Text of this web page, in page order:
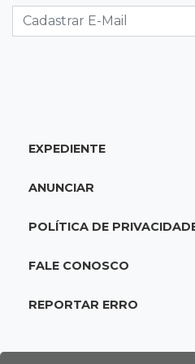
capotamento em rodovia
08:45De madrugada
condomínio do Nova Lima
08:37 Agendão de
Rodada do Brasileirão
EXPEDIENTE
ANUNCIAR
POLÍTICA DE
FALE CONOSCO
REPORTAR ERRO